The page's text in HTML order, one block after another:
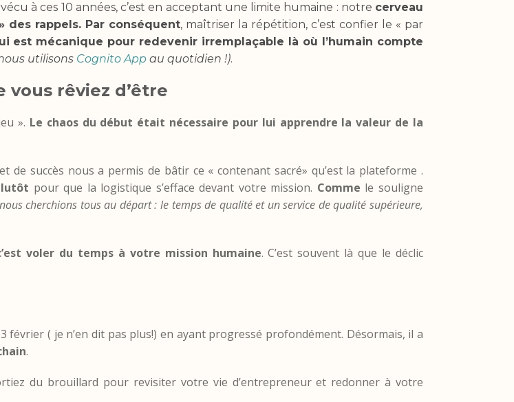
à ces 10 années, c’est en acceptant une limite humaine : notre cerveau
des rappels. Par conséquent, maîtriser la répétition, c’est confier le « par
est mécanique pour redevenir irremplaçable là où l’humain compte
utilisons Cognito App au quotidien !).
rêviez d’être
». Le chaos du début était nécessaire pour lui apprendre la valeur de la
de succès nous a permis de bâtir ce « contenant sacré» qu’est la plateforme .
pour que la logistique s’efface devant votre mission. Comme le souligne
cherchions tous au départ : le temps de qualité et un service de qualité supérieure,
voler du temps à votre mission humaine. C’est souvent là que le déclic
( je n’en dit pas plus!) en ayant progressé profondément. Désormais, il a
.
du brouillard pour revisiter votre vie d’entrepreneur et redonner à votre